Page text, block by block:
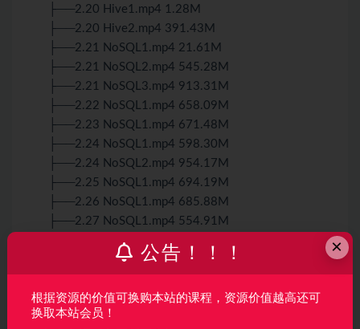
├──2.20 Hive1.mp4 1.28M
├──2.20 Hive2.mp4 391.43M
├──2.21 NoSQL1.mp4 21.61M
├──2.21 NoSQL2.mp4 545.28M
├──2.21 NoSQL3.mp4 913.31M
├──2.22 NoSQL1.mp4 658.09M
├──2.23 NoSQL1.mp4 671.48M
├──2.24 NoSQL1.mp4 598.30M
├──2.24 NoSQL2.mp4 954.17M
├──2.25 NoSQL1.mp4 694.19M
├──2.26 NoSQL1.mp4 685.88M
├──2.27 NoSQL1.mp4 554.91M
├──2.28 NoSQL1.mp4 993.24M
├──2.29 NoSQL1.mp4 6.96M
├──2.29 NoSQL2.mp4 807.25M
├──2.3 2021-10-9-Linux-集群环境构建031.mp4
386.23M
×
公告！！！
根据资源的价值可换购本站的课程，资源价值越高还可
换取本站会员！